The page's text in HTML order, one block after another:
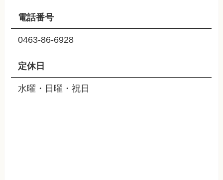
電話番号
0463-86-6928
定休日
水曜・日曜・祝日